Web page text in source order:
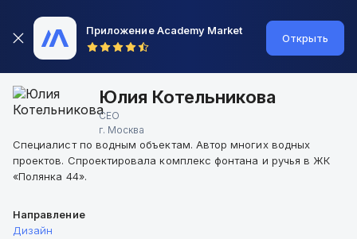
Приложение Academy Market
Открыть
Юлия Котельникова
CEO
г. Москва
Специалист по водным объектам. Автор многих водных
проектов. Спроектировала комплекс фонтана и ручья в ЖК
«Полянка 44».
Направление
Дизайн